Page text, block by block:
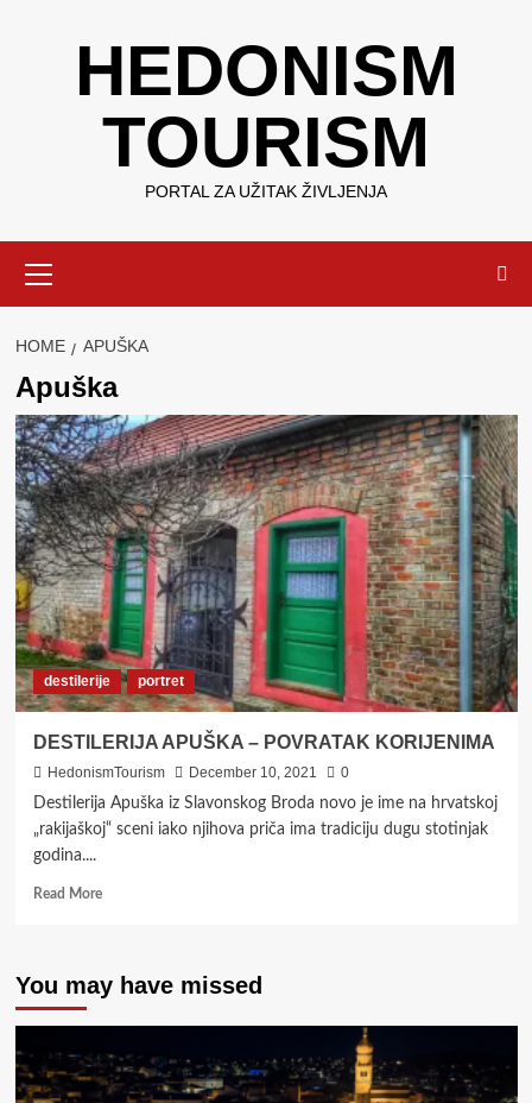
HEDONISM
TOURISM
PORTAL ZA UŽITAK ŽIVLJENJA
Menu
HOME APUŠKA
Apuška
destilerije portret
DESTILERIJA APUŠKA – POVRATAK KORIJENIMA
HedonismTourism December 10, 2021
0
Destilerija Apuška iz Slavonskog Broda novo je ime na hrvatskoj
„rakijaškoj“ sceni iako njihova priča ima tradiciju dugu stotinjak
godina....
Read MoreRead
APUŠKA
–
POVRATAK
You may have missed